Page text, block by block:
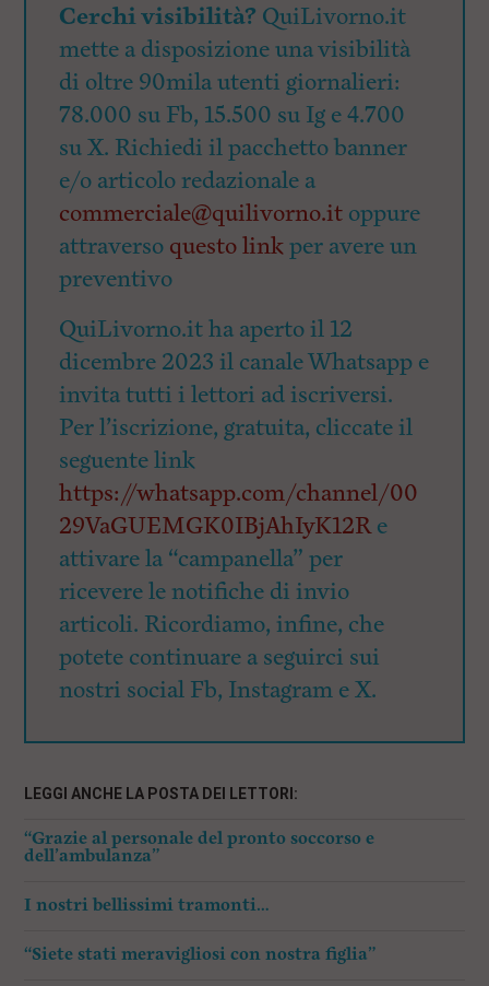
Cerchi visibilità? QuiLivorno.it
mette a disposizione una visibilità
di oltre 90mila utenti giornalieri:
78.000 su Fb, 15.500 su Ig e 4.700
su X. Richiedi il pacchetto banner
e/o articolo redazionale a
commerciale@quilivorno.it oppure
attraverso questo linkper avere un
preventivo
QuiLivorno.it ha aperto il 12
dicembre 2023 il canale Whatsapp e
invita tutti i lettori ad iscriversi.
Per l’iscrizione, gratuita, cliccate il
seguente link
https://whatsapp.com/channel/00
29VaGUEMGK0IBjAhIyK12Re
attivare la “campanella” per
ricevere le notifiche di invio
articoli. Ricordiamo, infine, che
potete continuare a seguirci sui
nostri social Fb, Instagram e X.
LEGGI ANCHE LA POSTA DEI LETTORI:
“Grazie al personale del pronto soccorso e
dell’ambulanza”
I nostri bellissimi tramonti…
“Siete stati meravigliosi con nostra figlia”